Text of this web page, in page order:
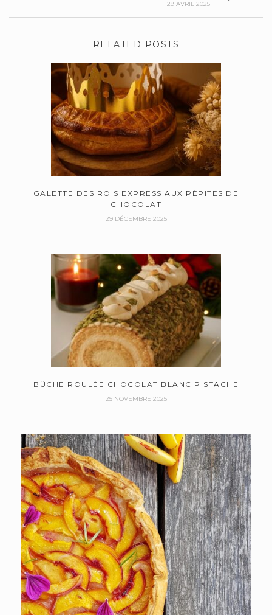
29 AVRIL 2025
RELATED POSTS
GALETTE DES ROIS EXPRESS AUX PÉPITES DE
CHOCOLAT
29 DÉCEMBRE 2025
BÛCHE ROULÉE CHOCOLAT BLANC PISTACHE
25 NOVEMBRE 2025